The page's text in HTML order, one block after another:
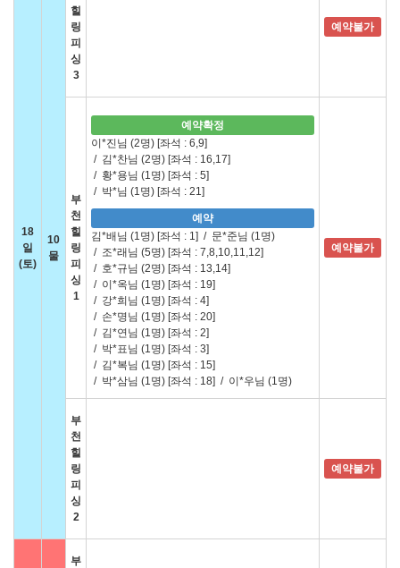
18
일
(토)
10
물
힐
링
피
싱
3
예약불가
부
천
힐
링
피
싱
1
예약확정
이*진님 (2명) [좌석 : 6,9]
/ 김*찬님 (2명) [좌석 : 16,17]
/ 황*용님 (1명) [좌석 : 5]
/ 박*님 (1명) [좌석 : 21]
예약
김*배님 (1명) [좌석 : 1] / 문*준님 (1명)
/ 조*래님 (5명) [좌석 : 7,8,10,11,12]
/ 호*규님 (2명) [좌석 : 13,14]
/ 이*옥님 (1명) [좌석 : 19]
/ 강*희님 (1명) [좌석 : 4]
/ 손*명님 (1명) [좌석 : 20]
/ 김*연님 (1명) [좌석 : 2]
/ 박*표님 (1명) [좌석 : 3]
/ 김*복님 (1명) [좌석 : 15]
/ 박*삼님 (1명) [좌석 : 18] / 이*우님 (1명)
예약불가
부
천
힐
링
피
싱
2
예약불가
부